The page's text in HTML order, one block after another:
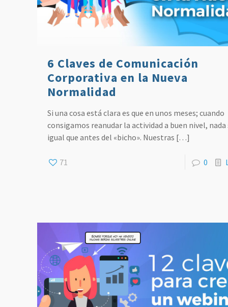
6 Claves de Comunicación
Corporativa en la Nueva
Normalidad
Si una cosa está clara es que en unos meses; cuando
consigamos reanudar la actividad a buen nivel, nada
igual que antes del «bicho». Nuestras […]
71 0